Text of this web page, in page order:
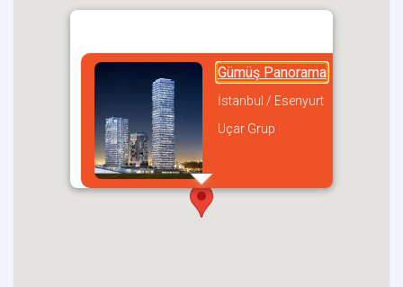
Gümüş Panorama
İstanbul / Esenyurt
Uçar Grup